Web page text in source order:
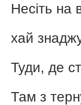
Несіть на
хай
Туди, де
Там з